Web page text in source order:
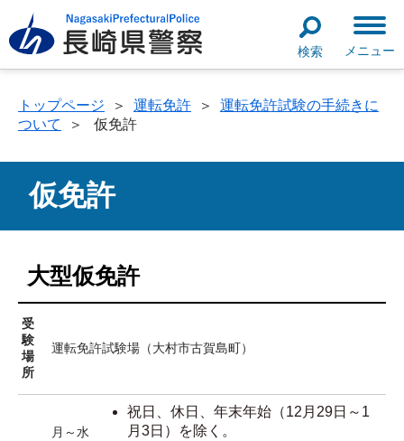
検索 メニュー
トップページ ＞ 運転免許 ＞
運転免許試験の手続きに
ついて
＞ 仮免許
仮免許
大型仮免許
受
験
場
所
運転免許試験場（大村市古賀島町）
月～水
祝日、休日、年末年始（12月29日～1
月3日）を除く。